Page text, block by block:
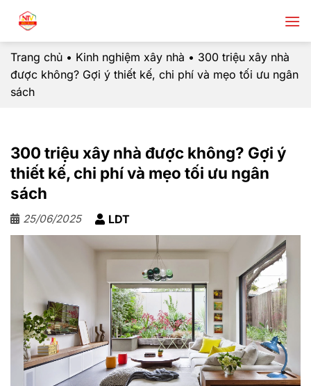
Chuyển
nội
dung
Trang chủ • Kinh nghiệm xây nhà • 300 triệu xây nhà
được không? Gợi ý thiết kế, chi phí và mẹo tối ưu ngân
sách
300 triệu xây nhà được không? Gợi ý
thiết kế, chi phí và mẹo tối ưu ngân
sách
25/06/2025 LDT